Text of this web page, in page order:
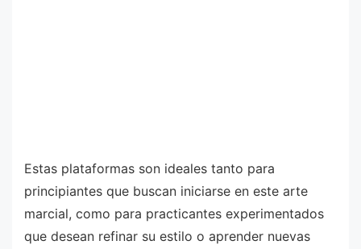
Estas plataformas son ideales tanto para
principiantes que buscan iniciarse en este arte
marcial, como para practicantes experimentados
que desean refinar su estilo o aprender nuevas